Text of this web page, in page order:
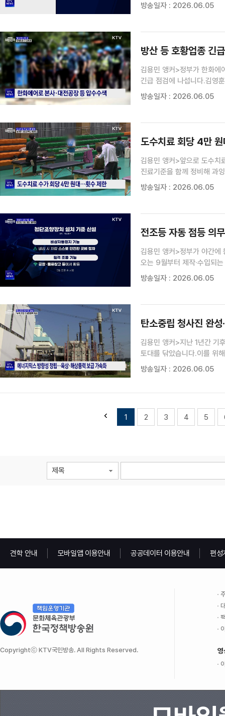
방송일자 : 2026.06.05
방산 등 호황업종 긴
김용민 앵커>정부가 한화에
긴급 점검에 나섭니다.김영
소홀했던 건 아닌 지 살펴봐
방송일자 : 2026.06.05
도수치료 회당 4만 원
김용민 앵커>앞으로 도수치
진료기준을 함께 정비해 과
정유림 기자입니다.정유림
방송일자 : 2026.06.05
전조등 자동 점등 의
김용민 앵커>정부가 야간에
오는 9월부터 제작·수입되
밖에도 전기차와 대형 화물
방송일자 : 2026.06.05
탄소중립 청사진 완성
김용민 앵커>지난 1년간 기
토대를 닦았습니다.이를 위
위한 성장 기반을 강화했습
방송일자 : 2026.06.05
1 2 3 4 5
제목
견학 안내 모바일앱 이용안내 공공데이터 이용안내 편성
Copyrightⓒ KTV국민방송. All Rights Reserved. 영